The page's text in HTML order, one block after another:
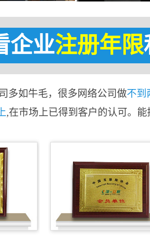
企业注册年限
多如牛毛，很多网络公司做不到
,在市场上已得到客户的认可。